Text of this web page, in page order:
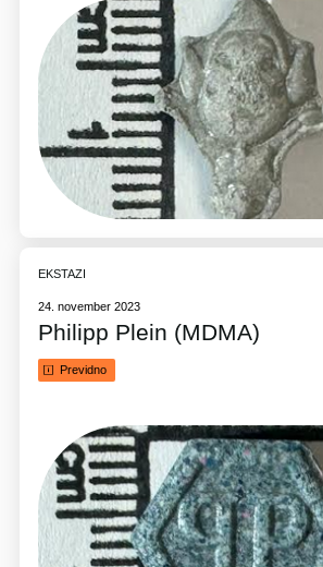
EKSTAZI
24. november 2023
Philipp Plein (MDMA)
Previdno